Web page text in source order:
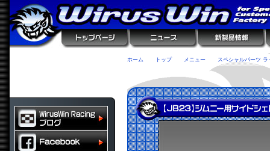
ホーム トップ メニュー スペシャルパーツ ラ